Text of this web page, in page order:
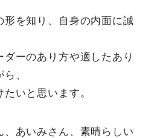
形を知り、自身の内面に誠
ーのあり方や適したあり
、
いと思います。
あいみさん、素晴らしい